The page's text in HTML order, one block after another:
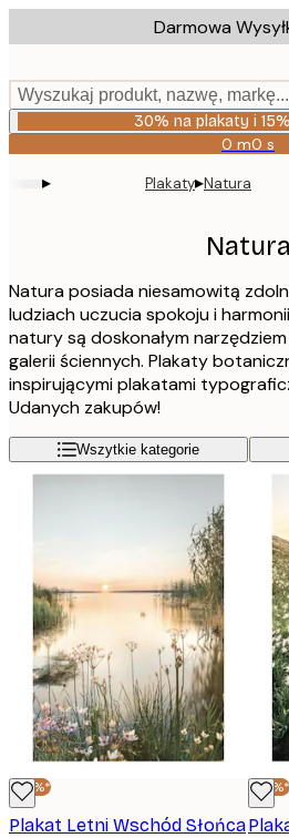
to
content.
Darmowa
Wyszukaj produkt, nazwę, markę...
30% na plakaty i
0 m0 s
2026-
▸ Plakaty▸Natura
Natura
Natura posiada niesamowitą
ludziach uczucia spokoju i
natury są doskonałym
galerii ściennych. Plakaty
inspirującymi plakatami
Udanych zakupów!
Wszytkie kategorie
-30%*
Plakat Letni Wschód Słońca
-30%*